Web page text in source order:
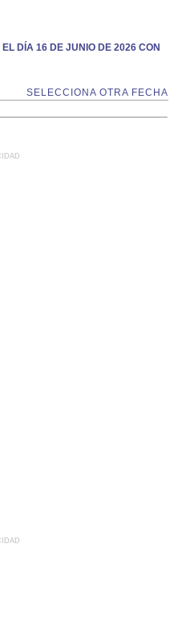
DÍA 16 DE JUNIO DE 2026 CON
SELECCIONA OTRA FECHA